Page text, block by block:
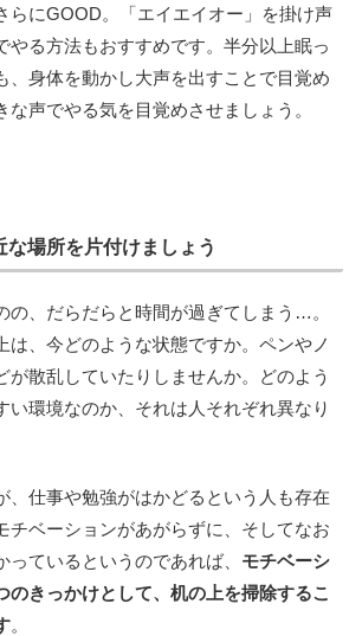
らにGOOD。「エイエイオー」を掛け声
やる方法もおすすめです。半分以上眠っ
、身体を動かし大声を出すことで目覚め
な声でやる気を目覚めさせましょう。
な場所を片付けましょう
の、だらだらと時間が過ぎてしまう…。
は、今どのような状態ですか。ペンやノ
が散乱していたりしませんか。どのよう
い環境なのか、それは人それぞれ異なり
、仕事や勉強がはかどるという人も存在
チベーションがあがらずに、そしてなお
ているというのであれば、 モチベーシ
のきっかけとして、机の上を掃除するこ
。